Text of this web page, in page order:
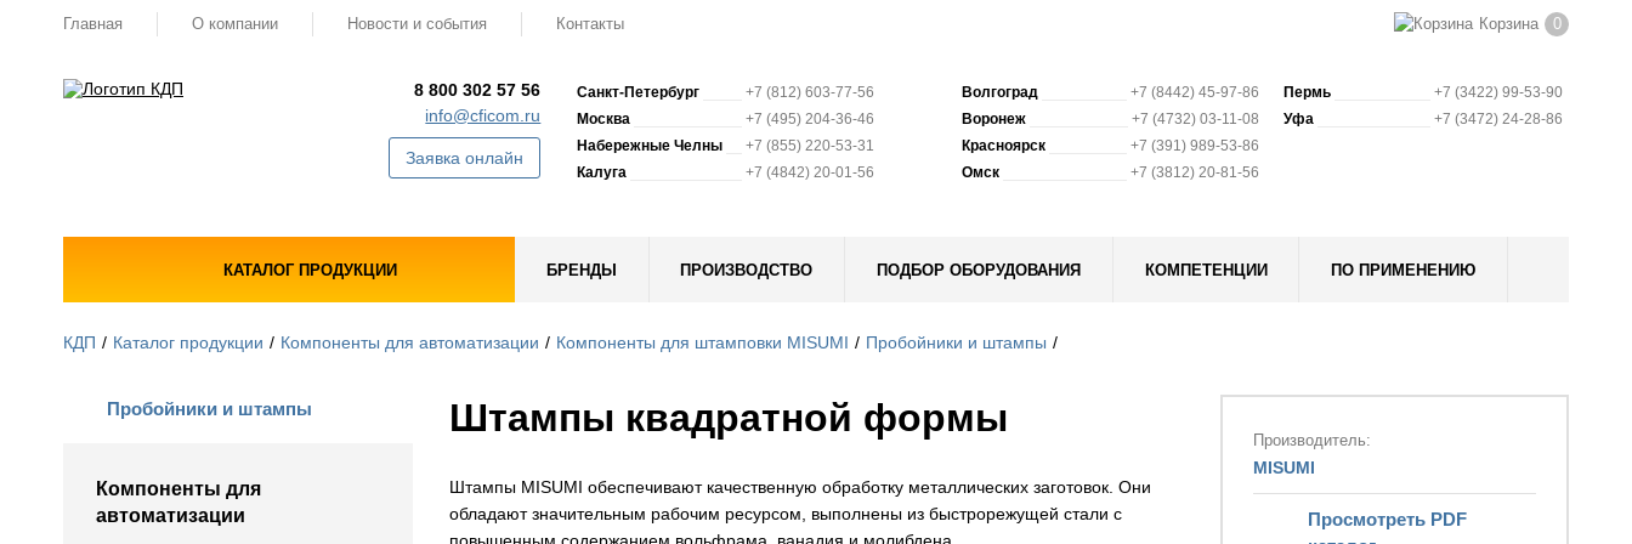
Главная О компании Новости и события Контакты Корзина 0
8 800 302 57 56
info@cficom.ru
Заявка онлайн
Санкт-Петербург
+7 (812) 603-77-56
Москва
+7 (495) 204-36-46
Набережные Челны
+7 (855) 220-53-31
Калуга
+7 (4842) 20-01-56
Волгоград
+7 (8442) 45-97-86
Воронеж
+7 (4732) 03-11-08
Красноярск
+7 (391) 989-53-86
Омск
+7 (3812) 20-81-56
Пермь
+7 (3422) 99-53-90
Уфа
+7 (3472) 24-28-86
КАТАЛОГ ПРОДУКЦИИ БРЕНДЫ ПРОИЗВОДСТВО ПОДБОР ОБОРУДОВАНИЯ КОМПЕТЕНЦИИ ПО ПРИМЕНЕНИЮ
КДП Каталог продукции Компоненты для автоматизации Компоненты для штамповки MISUMI Пробойники и штампы
Пробойники и штампы
Компоненты для
автоматизации
Штампы квадратной формы
Штампы MISUMI обеспечивают качественную обработку металлических заготовок. Они
обладают значительным рабочим ресурсом, выполнены из быстрорежущей стали с
повышенным содержанием вольфрама, ванадия и молибдена.
Производитель:
MISUMI
Просмотреть PDF